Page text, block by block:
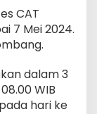
CAT
7 Mei 2024.
dalam 3
WIB
hari ke